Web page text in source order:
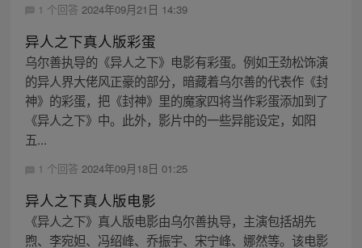
1 个回答 2024年09月21日 14:39
异人之下真人版彩蛋
乌尔善执导的《异人之下》电影有彩蛋。例如王劲松饰演
的异人界大佬风正豪的部分，暗藏着乌尔善的代表作《封
神》的彩蛋，把《封神》里的魔家四将当作彩蛋添加到了
《异人之下》中。此外，影片中的一些异能设定，如阳
五...
1 个回答 2024年09月18日 01:25
异人之下真人版电影
《异人之下》真人版电影由乌尔善执导，主演包括胡先
煦、李宛妲、冯绍峰、乔振宇、宋宁峰、娜然等。该电影